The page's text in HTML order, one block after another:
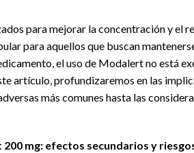
para mejorar la concentración y el
para aquellos que buscan
el uso de Modalert no está
artículo, profundizaremos en las
más comunes hasta las
mg: efectos secundarios y